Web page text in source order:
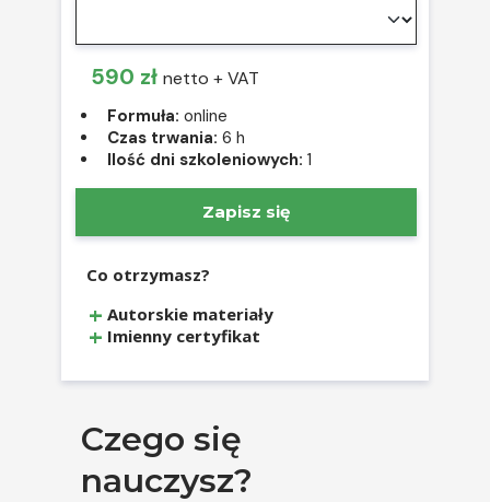
590 zł netto + VAT
Formuła: online
Czas trwania: 6 h
Ilość dni szkoleniowych: 1
Zapisz się
Co otrzymasz?
Autorskie materiały
Imienny certyfikat
Czego się
nauczysz?